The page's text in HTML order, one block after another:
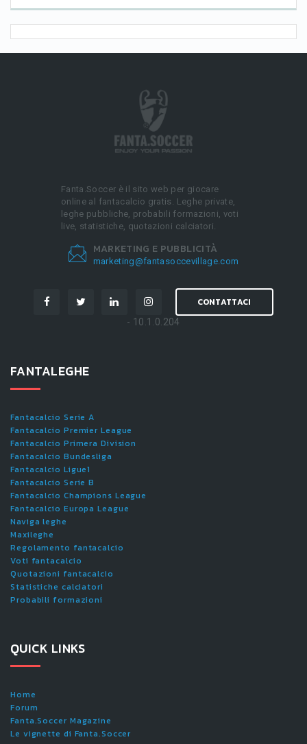
Fanta.Soccer è il sito web per giocare
online al fantacalcio gratis. Leghe private,
leghe pubbliche, probabili formazioni, voti
live, statistiche, quotazioni calciatori.
MARKETING E PUBBLICITÀ
marketing@fantasoccevillage.com
CONTATTACI
- 10.1.0.204
FANTALEGHE
Fantacalcio Serie A
Fantacalcio Premier League
Fantacalcio Primera Division
Fantacalcio Bundesliga
Fantacalcio Ligue1
Fantacalcio Serie B
Fantacalcio Champions League
Fantacalcio Europa League
Naviga leghe
Maxileghe
Regolamento fantacalcio
Voti fantacalcio
Quotazioni fantacalcio
Statistiche calciatori
Probabili formazioni
QUICK LINKS
Home
Forum
Fanta.Soccer Magazine
Le vignette di Fanta.Soccer